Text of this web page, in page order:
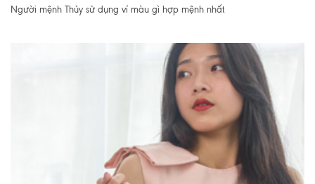
Người mệnh Thủy sử dụng ví màu gì hợp mệnh nhất